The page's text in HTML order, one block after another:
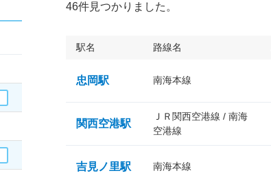
46件見つかりました。
駅名 路線名
忠岡駅 南海本線
関西空港駅
ＪＲ関西空港線 / 南海
空港線
吉見ノ里駅 南海本線